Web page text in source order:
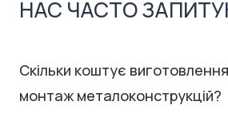
НАС ЧАСТО
Скільки коштує
монтаж металоконструкцій?